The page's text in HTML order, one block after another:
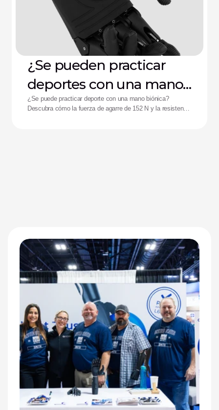
¿Se pueden practicar
deportes con una mano
biónica?
¿Se puede practicar deporte con una mano biónica?
Descubra cómo la fuerza de agarre de 152 N y la resistencia